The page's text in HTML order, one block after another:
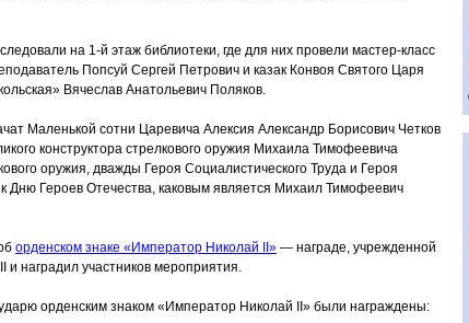
на 1-й этаж библиотеки, где для них провели мастер-класс
Попсуй Сергей Петрович и казак Конвоя Святого Царя
» Вячеслав Анатольевич Поляков.
Маленькой сотни Царевича Алексия Александр Борисович Четков
конструктора стрелкового оружия Михаила Тимофеевича
оружия, дважды Героя Социалистического Труда и Героя
Дню Героев Отечества, каковым является Михаил Тимофеевич
орденском знаке «Император Николай II» — награде, учрежденной
наградил участников мероприятия.
орденским знаком «Император Николай II» были награждены: